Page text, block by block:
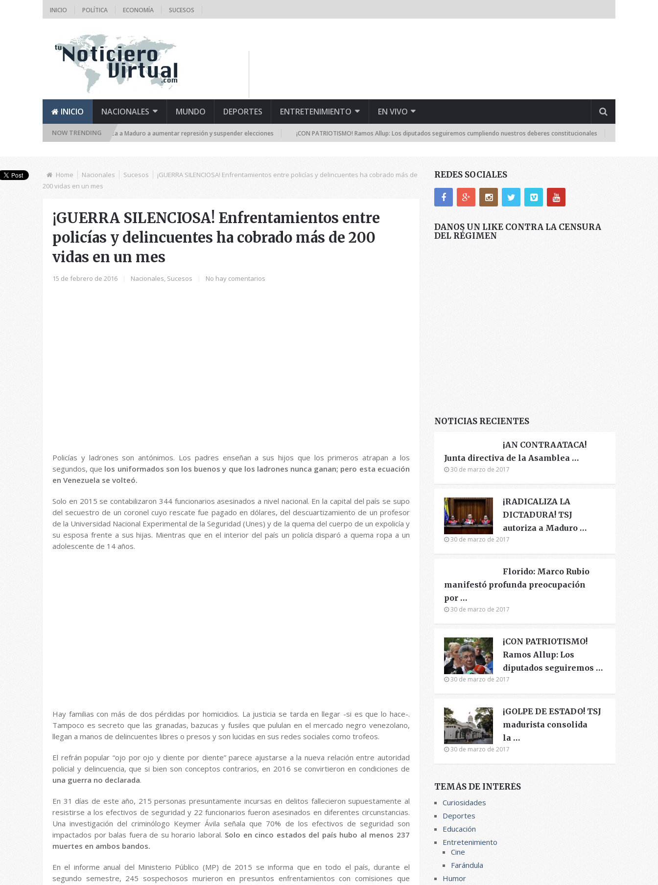
INICIO POLÍTICA ECONOMÍA SUCESOS
INICIO NACIONALES MUNDO DEPORTES ENTRETENIMIENTO EN VIVO
NOW TRENDING
LA DICTADURA! TSJ autoriza a Maduro a aumentar represión y suspender elecciones ¡CON PATRIOTISMO! Ramos Allup: Los diputados seguiremos cumpliendo nuestros deberes constitucionales ¡GOLPE DE
Home Nacionales Sucesos
¡GUERRA SILENCIOSA! Enfrentamientos entre policías y delincuentes ha cobrado más de
200 vidas en un mes
¡GUERRA SILENCIOSA! Enfrentamientos entre
policías y delincuentes ha cobrado más de 200
vidas en un mes
15 de febrero de 2016 Nacionales, Sucesos No hay comentarios
Policías y ladrones son antónimos. Los padres enseñan a sus hijos que los primeros atrapan a los
segundos, que los uniformados son los buenos y que los ladrones nunca ganan; pero esta ecuación
en Venezuela se volteó.
Solo en 2015 se contabilizaron 344 funcionarios asesinados a nivel nacional. En la capital del país se supo
del secuestro de un coronel cuyo rescate fue pagado en dólares, del descuartizamiento de un profesor
de la Universidad Nacional Experimental de la Seguridad (Unes) y de la quema del cuerpo de un expolicía y
su esposa frente a sus hijas. Mientras que en el interior del país un policía disparó a quema ropa a un
adolescente de 14 años.
Hay familias con más de dos pérdidas por homicidios. La justicia se tarda en llegar -si es que lo hace-.
Tampoco es secreto que las granadas, bazucas y fusiles que pululan en el mercado negro venezolano,
llegan a manos de delincuentes libres o presos y son lucidas en sus redes sociales como trofeos.
El refrán popular “ojo por ojo y diente por diente” parece ajustarse a la nueva relación entre autoridad
policial y delincuencia, que si bien son conceptos contrarios, en 2016 se convirtieron en condiciones de
una guerra no declarada.
En 31 días de este año, 215 personas presuntamente incursas en delitos fallecieron supuestamente al
resistirse a los efectivos de seguridad y 22 funcionarios fueron asesinados en diferentes circunstancias.
Una investigación del criminólogo Keymer Ávila señala que 70% de los efectivos de seguridad son
impactados por balas fuera de su horario laboral. Solo en cinco estados del país hubo al menos 237
muertes en ambos bandos.
En el informe anual del Ministerio Público (MP) de 2015 se informa que en todo el país, durante el
segundo semestre, 245 sospechosos murieron en presuntos enfrentamientos con comisiones que
REDES SOCIALES
DANOS UN LIKE CONTRA LA CENSURA
DEL RÉGIMEN
NOTICIAS RECIENTES
¡AN CONTRAATACA!
Junta directiva de la Asamblea …
30 de marzo de 2017
¡RADICALIZA LA
DICTADURA! TSJ
autoriza a Maduro …
30 de marzo de 2017
Florido: Marco Rubio
manifestó profunda preocupación
por …
30 de marzo de 2017
¡CON PATRIOTISMO!
Ramos Allup: Los
diputados seguiremos …
30 de marzo de 2017
¡GOLPE DE ESTADO! TSJ
madurista consolida
la …
30 de marzo de 2017
TEMÁS DE INTERÉS
Curiosidades
Deportes
Educación
Entretenimiento
Cine
Farándula
Humor